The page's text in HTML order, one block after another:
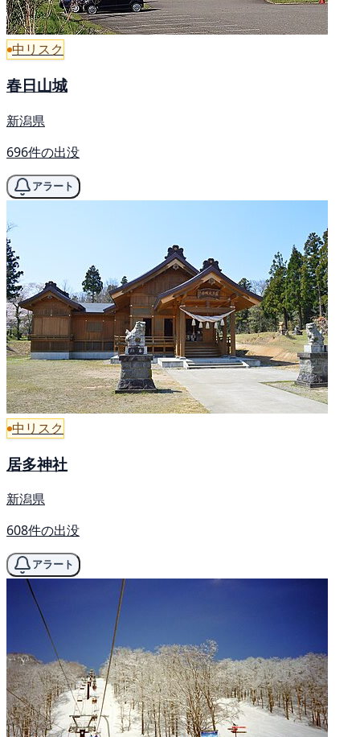
中リスク
春日山城
新潟県
696件の出没
アラート
中リスク
居多神社
新潟県
608件の出没
アラート